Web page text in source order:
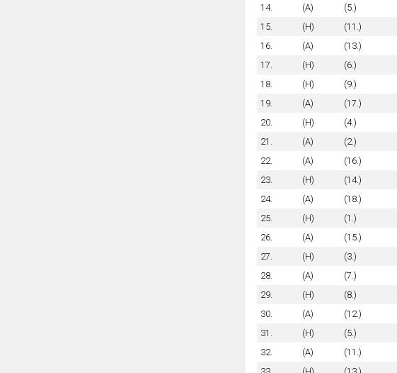
14.
(A) (5.)
15.
(H) (11.)
16.
(A) (13.)
17.
(H) (6.)
18.
(H) (9.)
19.
(A) (17.)
20.
(H) (4.)
21.
(A) (2.)
22.
(A) (16.)
23.
(H) (14.)
24.
(A) (18.)
25.
(H) (1.)
26.
(A) (15.)
27.
(H) (3.)
28.
(A) (7.)
29.
(H) (8.)
30.
(A) (12.)
31.
(H) (5.)
32.
(A) (11.)